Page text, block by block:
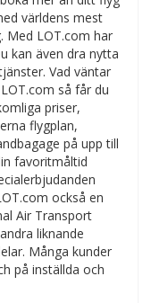
världens mest
Med LOT.com har
kan även dra nytta
Vad väntar
så får du
priser,
flygplan,
på upp till
favoritmåltid
också en
Air Transport
liknande
Många kunder
på inställda och